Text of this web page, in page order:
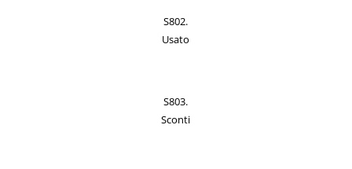
S802.
Usato
S803.
Sconti